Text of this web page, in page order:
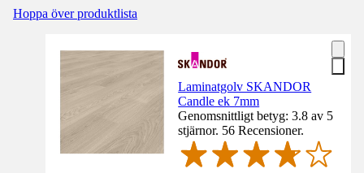
Hoppa över produktlista
Laminatgolv SKANDOR
Candle ek 7mm
Genomsnittligt betyg: 3.8 av 5
stjärnor. 56 Recensioner.